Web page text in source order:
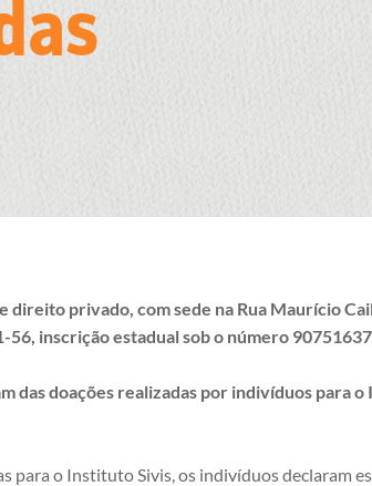
direito privado, com sede na Rua Maurício
56, inscrição estadual sob o número
das doações realizadas por indivíduos para
para o Instituto Sivis, os indivíduos declaram